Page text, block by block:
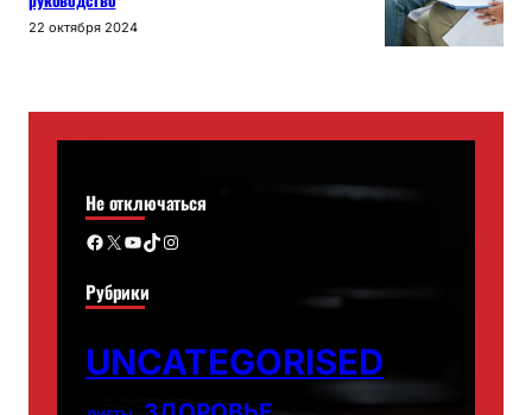
22 октября 2024
Не отключаться
Facebook X YouTube TikTok Instagram
Рубрики
UNCATEGORISED